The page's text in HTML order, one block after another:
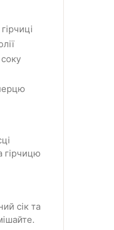
гірчицю
сік та